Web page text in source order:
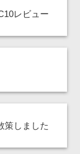
レビュー
策しました